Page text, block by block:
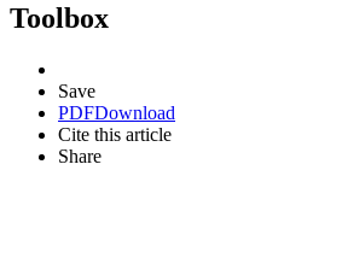
Toolbox
Save
PDFDownload
Cite this article
Share